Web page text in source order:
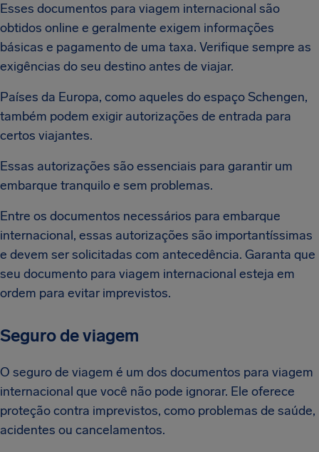
Esses documentos para viagem internacional são
obtidos online e geralmente exigem informações
básicas e pagamento de uma taxa. Verifique sempre as
exigências do seu destino antes de viajar.
Países da Europa, como aqueles do espaço Schengen,
também podem exigir autorizações de entrada para
certos viajantes.
Essas autorizações são essenciais para garantir um
embarque tranquilo e sem problemas.
Entre os documentos necessários para embarque
internacional, essas autorizações são importantíssimas
e devem ser solicitadas com antecedência. Garanta que
seu documento para viagem internacional esteja em
ordem para evitar imprevistos.
Seguro de viagem
O seguro de viagem é um dos documentos para viagem
internacional que você não pode ignorar. Ele oferece
proteção contra imprevistos, como problemas de saúde,
acidentes ou cancelamentos.